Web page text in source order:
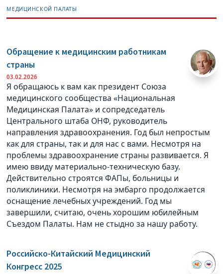
МЕДИЦИНСКОЙ ПАЛАТЫ
Обращение к медицинским работникам
страны
03.02.2026
Я обращаюсь к вам как президент Союза
медицинского сообщества «Национальная
Медицинская Палата» и сопредседатель
Центрального штаба ОНФ, руководитель
направления здравоохранения. Год был непростым
как для страны, так и для нас с вами. Несмотря на
проблемы здравоохранение страны развивается. Я
имею ввиду материально-техническую базу.
Действительно строятся ФАПы, больницы и
поликлиники. Несмотря на эмбарго продолжается
оснащение лечебных учреждений. Год мы
завершили, считаю, очень хорошим юбилейным
Съездом Палаты. Нам не стыдно за нашу работу.
Российско-Китайский Медицинский
Конгресс 2025